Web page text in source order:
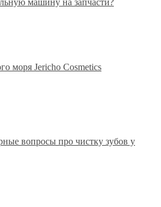
моря Jericho Cosmetics
вопросы про чистку зубов у